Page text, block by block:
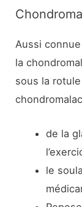
Aussi
la
sous la
de la
le